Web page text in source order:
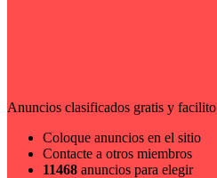
Anuncios clasificados gratis y facilito
Coloque anuncios en el sitio
Contacte a otros miembros
11468 anuncios para elegir